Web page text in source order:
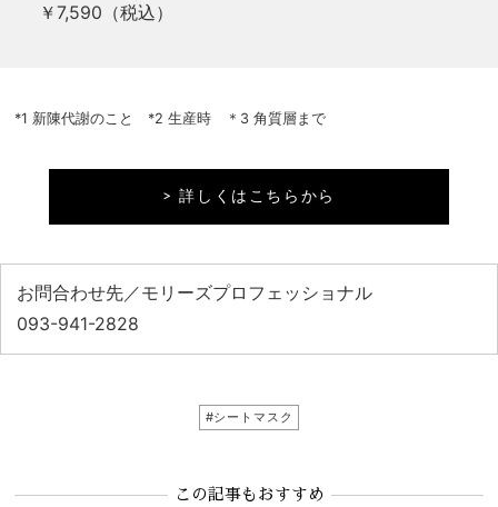
￥7,590（税込）
*1 新陳代謝のこと *2 生産時 ＊3 角質層まで
> 詳しくはこちらから
お問合わせ先／モリーズプロフェッショナル
093-941-2828
#シートマスク
この記事もおすすめ